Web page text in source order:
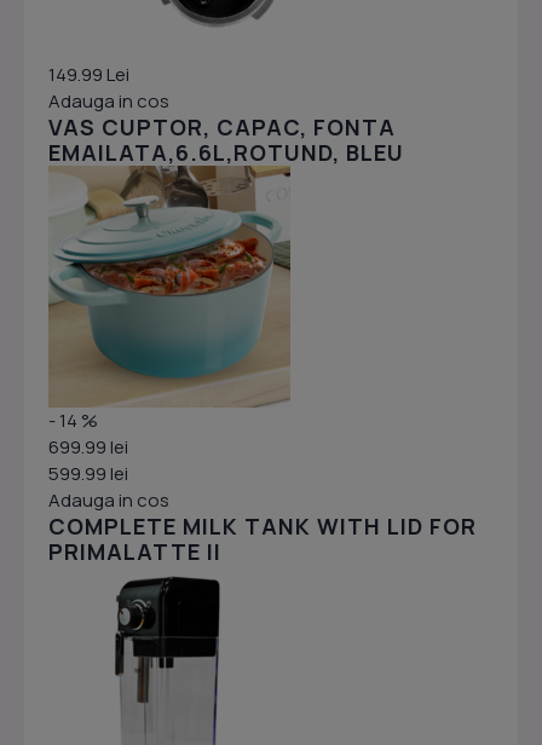
149.99 Lei
Adauga in cos
VAS CUPTOR, CAPAC, FONTA
EMAILATA,6.6L,ROTUND, BLEU
- 14 %
699.99 lei
599.99 lei
Adauga in cos
COMPLETE MILK TANK WITH LID FOR
PRIMALATTE II